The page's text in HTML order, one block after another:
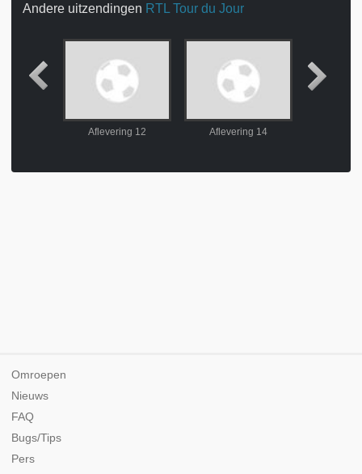
Andere uitzendingen RTL Tour du Jour
Aflevering 12 Aflevering 14
Omroepen
Nieuws
FAQ
Bugs/Tips
Pers